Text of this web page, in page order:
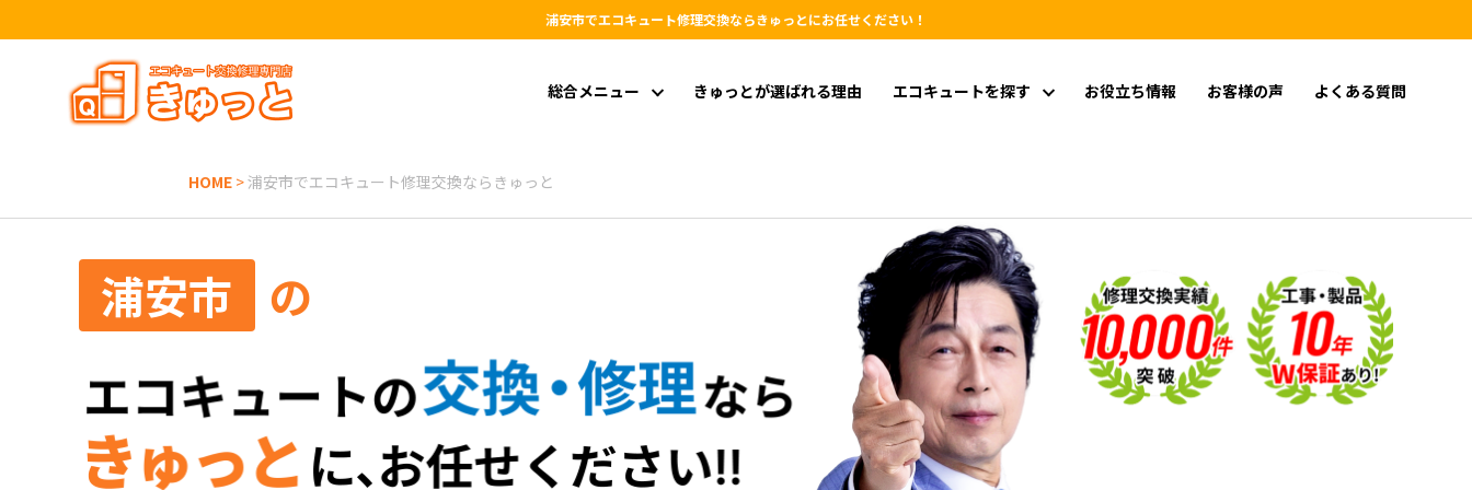
トップページ
エコキュートを探す
お役立ち情報
お客様の声
よくある質問
SNSアカウント
浦安市でエコキュート修理交換ならきゅっとにお任せください！
総合メニュー きゅっとが選ばれる理由 エコキュートを探す お役立ち情報 お客様の声 よくある質問
HOME >浦安市でエコキュート修理交換ならきゅっと
浦安市 の